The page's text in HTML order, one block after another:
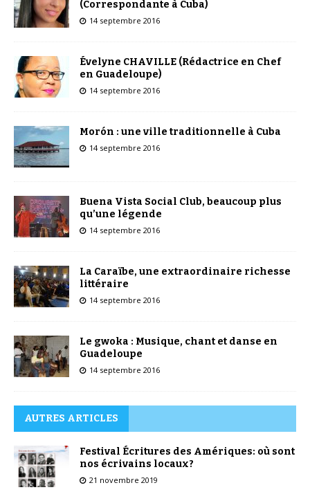
(Correspondante à Cuba)
14 septembre 2016
Évelyne CHAVILLE (Rédactrice en Chef
en Guadeloupe)
14 septembre 2016
Morón : une ville traditionnelle à Cuba
14 septembre 2016
Buena Vista Social Club, beaucoup plus
qu’une légende
14 septembre 2016
La Caraïbe, une extraordinaire richesse
littéraire
14 septembre 2016
Le gwoka : Musique, chant et danse en
Guadeloupe
14 septembre 2016
AUTRES ARTICLES
Festival Écritures des Amériques: où sont
nos écrivains locaux?
21 novembre 2019